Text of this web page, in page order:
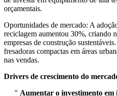
orçamentais.
Oportunidades de mercado: A
reciclagem aumentou 30%, criando
empresas de construção
fresadoras compactas em áreas
nas vendas.
Drivers de crescimento do
" Aumentar o investimento